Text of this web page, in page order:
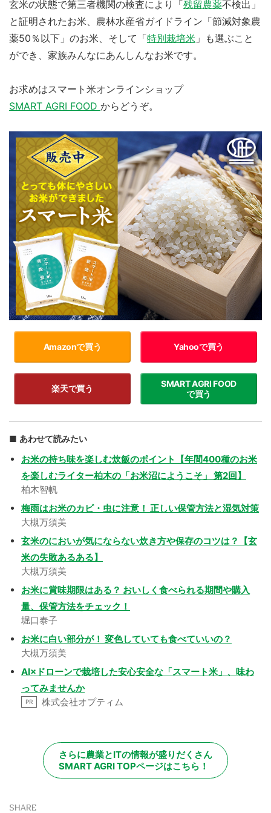
玄米の状態で第三者機関の検査により「残留農薬不検出」
と証明されたお米、農林水産省ガイドライン「節減対象農
薬50％以下」のお米、そして「特別栽培米 」も選ぶこと
ができ、家族みんなにあんしんなお米です。
お求めはスマート米オンラインショップ
SMART AGRI FOOD からどうぞ。
Amazonで買う Yahooで買う
楽天で買う
SMART AGRI FOOD
で買う
あわせて読みたい
お米の持ち味を楽しむ炊飯のポイント【年間400種のお米
を楽しむライター柏木の「お米沼にようこそ」 第2回】
柏木智帆
梅雨はお米のカビ・虫に注意！ 正しい保管方法と湿気対策
大槻万須美
玄米のにおいが気にならない炊き方や保存のコツは？【玄
米の失敗あるある】
大槻万須美
お米に賞味期限はある？ おいしく食べられる期間や購入
量、保管方法をチェック！
堀口泰子
お米に白い部分が！ 変色していても食べていいの？
大槻万須美
AI×ドローンで栽培した安心安全な「スマート米」、味わ
ってみませんか
PR 株式会社オプティム
さらに農業とITの情報が盛りだくさん
SMART AGRI TOPページはこちら！
SHARE